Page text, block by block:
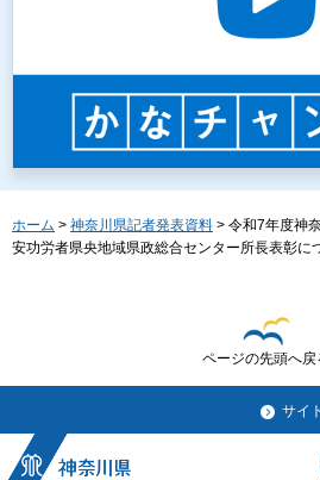
ホーム > 神奈川県記者発表資料 > 令和7年度神
安功労者県央地域県政総合センター所長表彰に
ページの先頭へ戻
サイ